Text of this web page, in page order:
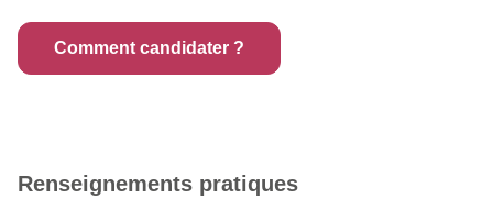
Comment candidater ?
Renseignements pratiques